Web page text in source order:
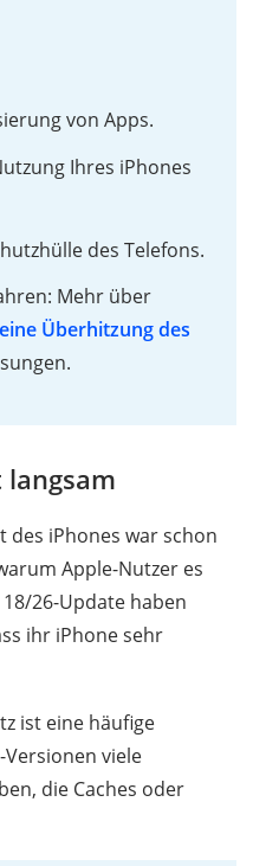
von Apps.
Ihres iPhones
des Telefons.
Mehr über
eine Überhitzung des
langsam
des iPhones war schon
Apple-Nutzer es
26-Update haben
ihr iPhone sehr
ist eine häufige
Versionen viele
die Caches oder